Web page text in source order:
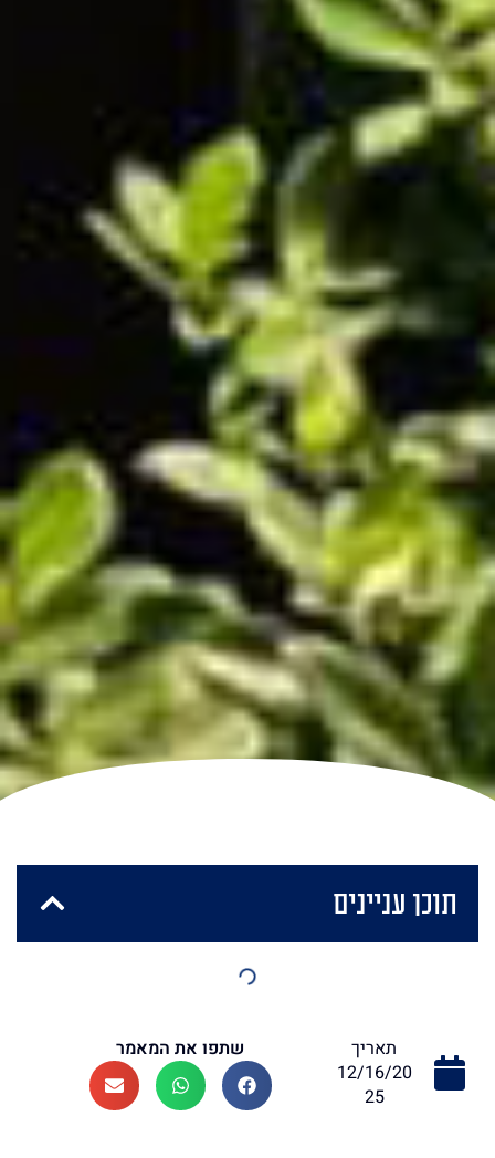
תוכן עניינים
תאריך
12/16/20
25
שתפו את המאמר